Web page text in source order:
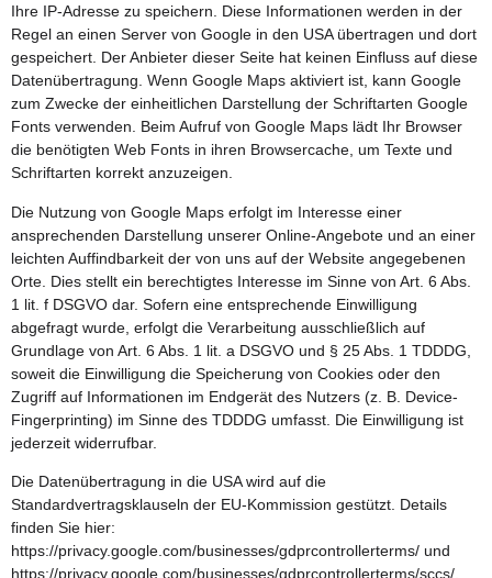
Ihre IP-Adresse zu speichern. Diese Informationen werden in der
Regel an einen Server von Google in den USA übertragen und dort
gespeichert. Der Anbieter dieser Seite hat keinen Einfluss auf diese
Datenübertragung. Wenn Google Maps aktiviert ist, kann Google
zum Zwecke der einheitlichen Darstellung der Schriftarten Google
Fonts verwenden. Beim Aufruf von Google Maps lädt Ihr Browser
die benötigten Web Fonts in ihren Browsercache, um Texte und
Schriftarten korrekt anzuzeigen.
Die Nutzung von Google Maps erfolgt im Interesse einer
ansprechenden Darstellung unserer Online-Angebote und an einer
leichten Auffindbarkeit der von uns auf der Website angegebenen
Orte. Dies stellt ein berechtigtes Interesse im Sinne von Art. 6 Abs.
1 lit. f DSGVO dar. Sofern eine entsprechende Einwilligung
abgefragt wurde, erfolgt die Verarbeitung ausschließlich auf
Grundlage von Art. 6 Abs. 1 lit. a DSGVO und § 25 Abs. 1 TDDDG,
soweit die Einwilligung die Speicherung von Cookies oder den
Zugriff auf Informationen im Endgerät des Nutzers (z. B. Device-
Fingerprinting) im Sinne des TDDDG umfasst. Die Einwilligung ist
jederzeit widerrufbar.
Die Datenübertragung in die USA wird auf die
Standardvertragsklauseln der EU-Kommission gestützt. Details
finden Sie hier:
https://privacy.google.com/businesses/gdprcontrollerterms/ und
https://privacy.google.com/businesses/gdprcontrollerterms/sccs/.